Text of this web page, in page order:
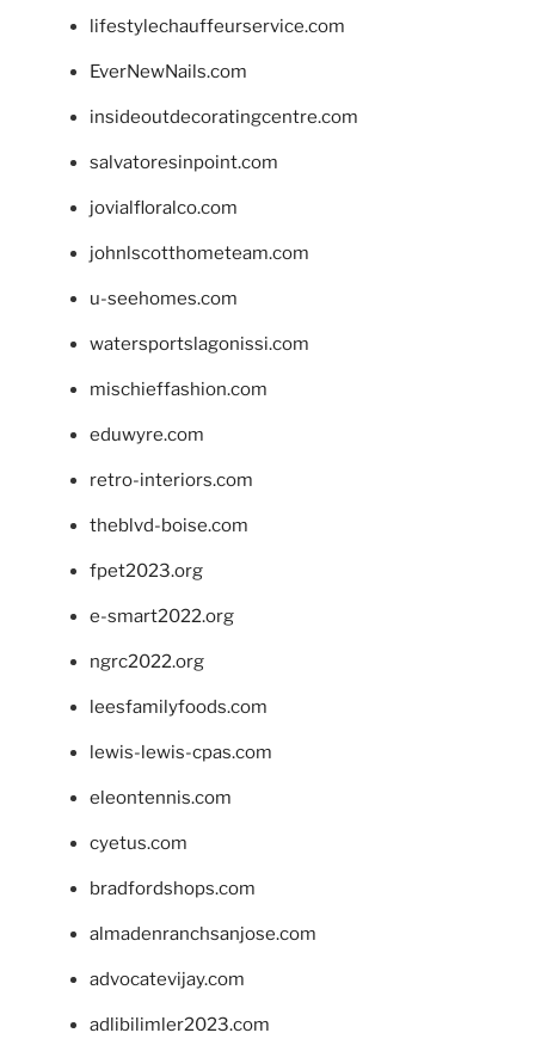
lifestylechauffeurservice.com
EverNewNails.com
insideoutdecoratingcentre.com
salvatoresinpoint.com
jovialfloralco.com
johnlscotthometeam.com
u-seehomes.com
watersportslagonissi.com
mischieffashion.com
eduwyre.com
retro-interiors.com
theblvd-boise.com
fpet2023.org
e-smart2022.org
ngrc2022.org
leesfamilyfoods.com
lewis-lewis-cpas.com
eleontennis.com
cyetus.com
bradfordshops.com
almadenranchsanjose.com
advocatevijay.com
adlibilimler2023.com